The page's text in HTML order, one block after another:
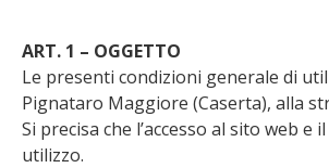
ART. 1 – OGGETTO
Le presenti condizioni generale di
Pignataro Maggiore (Caserta), alla
Si precisa che l’accesso al sito web
utilizzo.